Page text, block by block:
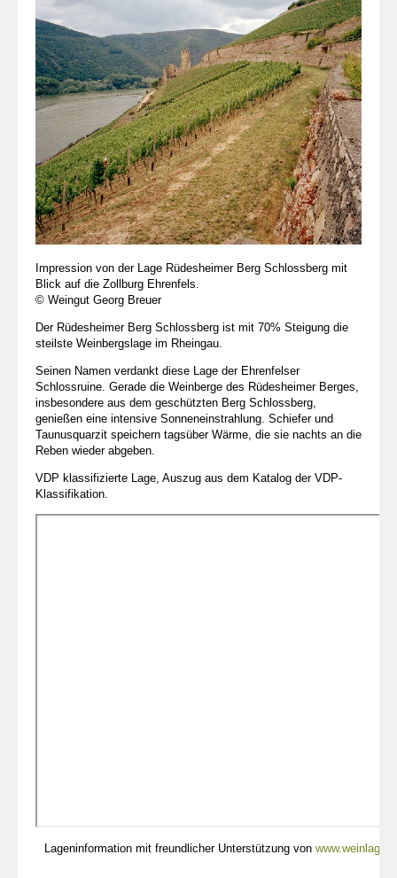
Impression von der Lage Rüdesheimer Berg Schlossberg mit
Blick auf die Zollburg Ehrenfels.
© Weingut Georg Breuer
Der Rüdesheimer Berg Schlossberg ist mit 70% Steigung die
steilste Weinbergslage im Rheingau.
Seinen Namen verdankt diese Lage der Ehrenfelser
Schlossruine. Gerade die Weinberge des Rüdesheimer Berges,
insbesondere aus dem geschützten Berg Schlossberg,
genießen eine intensive Sonneneinstrahlung. Schiefer und
Taunusquarzit speichern tagsüber Wärme, die sie nachts an die
Reben wieder abgeben.
VDP klassifizierte Lage, Auszug aus dem Katalog der VDP-
Klassifikation.
Lageninformation mit freundlicher Unterstützung von